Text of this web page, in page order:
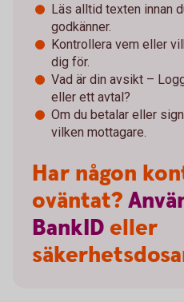
Läs alltid texten innan
godkänner.
Kontrollera vem eller
dig för.
Vad är din avsikt –
eller ett avtal?
Om du betalar eller
vilken mottagare.
Har någon
oväntat?
BankID eller